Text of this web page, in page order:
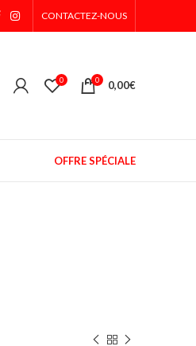
CONTACTEZ-NOUS
0 0 0,00€
OFFRE SPÉCIALE